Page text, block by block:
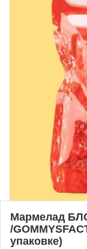
Мармелад
/
упаковке)